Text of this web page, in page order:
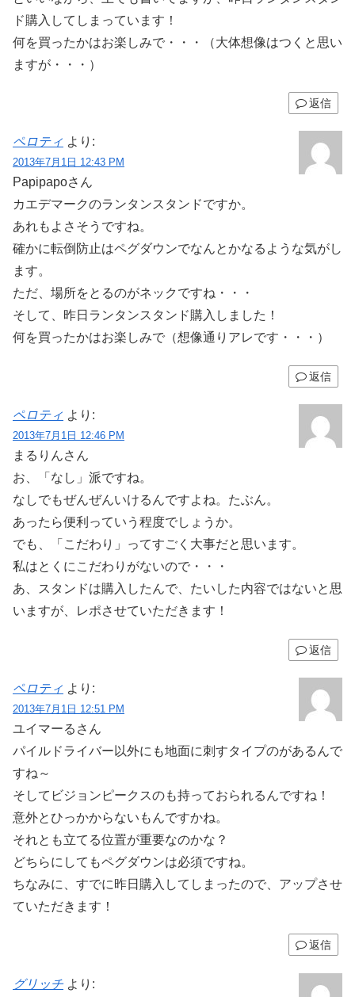
ド購入してしまっています！
何を買ったかはお楽しみで・・・（大体想像はつくと思い
ますが・・・）
返信
ペロティ より:
2013年7月1日 12:43 PM
Papipapoさん
カエデマークのランタンスタンドですか。
あれもよさそうですね。
確かに転倒防止はペグダウンでなんとかなるような気がし
ます。
ただ、場所をとるのがネックですね・・・
そして、昨日ランタンスタンド購入しました！
何を買ったかはお楽しみで（想像通りアレです・・・）
返信
ペロティ より:
2013年7月1日 12:46 PM
まるりんさん
お、「なし」派ですね。
なしでもぜんぜんいけるんですよね。たぶん。
あったら便利っていう程度でしょうか。
でも、「こだわり」ってすごく大事だと思います。
私はとくにこだわりがないので・・・
あ、スタンドは購入したんで、たいした内容ではないと思
いますが、レポさせていただきます！
返信
ペロティ より:
2013年7月1日 12:51 PM
ユイマーるさん
パイルドライバー以外にも地面に刺すタイプのがあるんで
すね～
そしてビジョンピークスのも持っておられるんですね！
意外とひっかからないもんですかね。
それとも立てる位置が重要なのかな？
どちらにしてもペグダウンは必須ですね。
ちなみに、すでに昨日購入してしまったので、アップさせ
ていただきます！
返信
グリッチ より: